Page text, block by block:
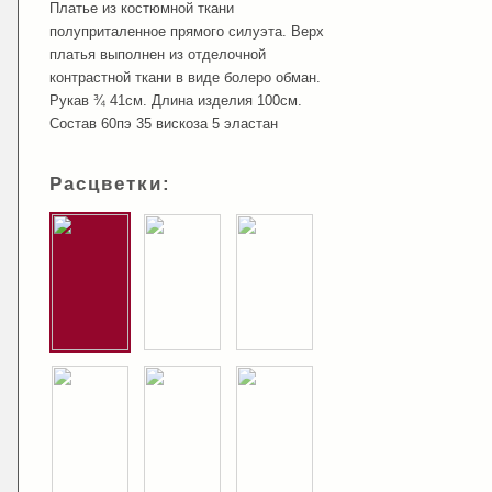
Платье из костюмной ткани
полуприталенное прямого силуэта. Верх
платья выполнен из отделочной
контрастной ткани в виде болеро обман.
Рукав ¾ 41см. Длина изделия 100см.
Состав 60пэ 35 вискоза 5 эластан
Расцветки: